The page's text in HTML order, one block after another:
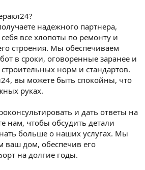
надежного партнера,
все хлопоты по ремонту и
строения. Мы обеспечиваем
в сроки, оговоренные заранее и
норм и стандартов.
вы можете быть спокойны, что
руках.
и дать ответы на
нам, чтобы обсудить детали
больше о наших услугах. Мы
ваш дом, обеспечив его
на долгие годы.